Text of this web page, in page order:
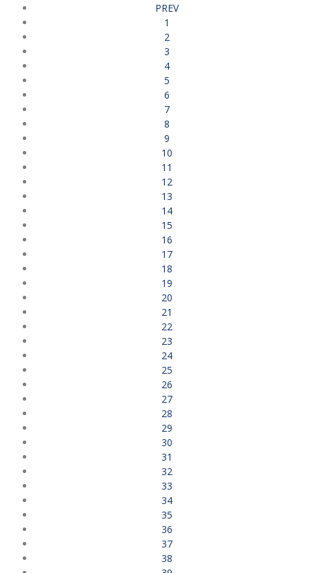
PREV
1
2
3
4
5
6
7
8
9
10
11
12
13
14
15
16
17
18
19
20
21
22
23
24
25
26
27
28
29
30
31
32
33
34
35
36
37
38